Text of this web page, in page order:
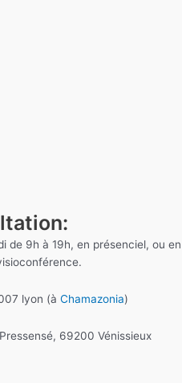
de 9h à 19h, en présenciel, ou en
lyon (à Chamazonia)
69200 Vénissieux